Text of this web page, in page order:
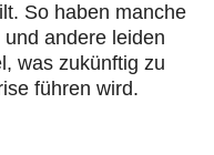
So haben manche
andere leiden
was zukünftig zu
führen wird.